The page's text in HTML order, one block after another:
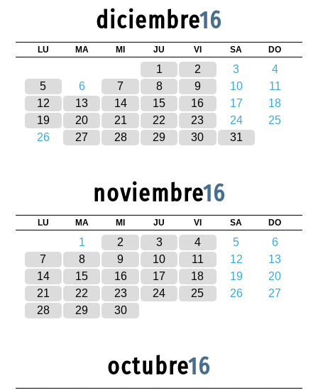
diciembre16
LU MA MI JU VI SA DO
1 2 3
4
5
6 7 8 9 10
11
12
13 14 15 16 17
18
19
20 21 22 23 24
25
26
27 28 29 30 31
noviembre16
LU MA MI JU VI SA DO
1 2 3 4 5
6
7
8 9 10 11 12
13
14
15 16 17 18 19
20
21
22 23 24 25 26
27
28
29 30
octubre16